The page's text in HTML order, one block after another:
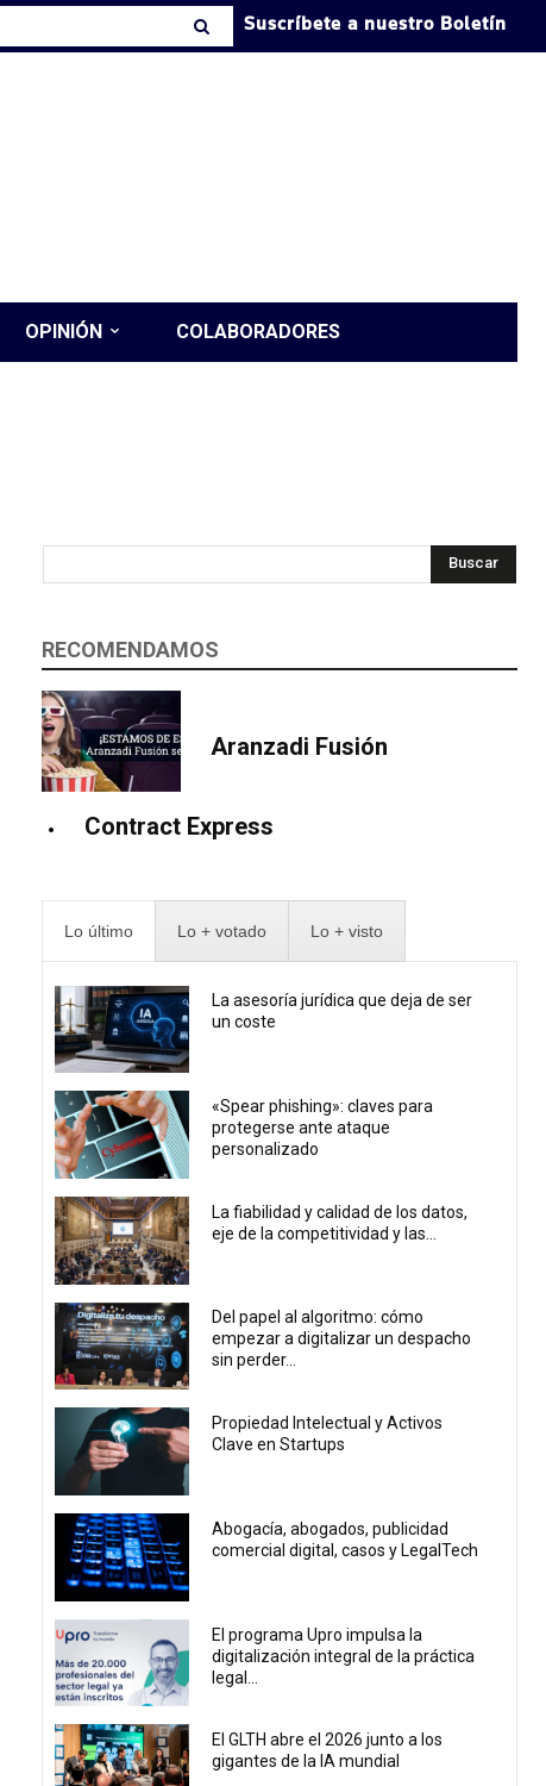
Suscríbete a nuestro Boletín
OPINIÓN COLABORADORES
Buscar
RECOMENDAMOS
Aranzadi Fusión
Contract Express
Lo último Lo + votado Lo + visto
La asesoría jurídica que deja de ser
un coste
«Spear phishing»: claves para
protegerse ante ataque
personalizado
La fiabilidad y calidad de los datos,
eje de la competitividad y las...
Del papel al algoritmo: cómo
empezar a digitalizar un despacho
sin perder...
Propiedad Intelectual y Activos
Clave en Startups
Abogacía, abogados, publicidad
comercial digital, casos y LegalTech
El programa Upro impulsa la
digitalización integral de la práctica
legal...
El GLTH abre el 2026 junto a los
gigantes de la IA mundial